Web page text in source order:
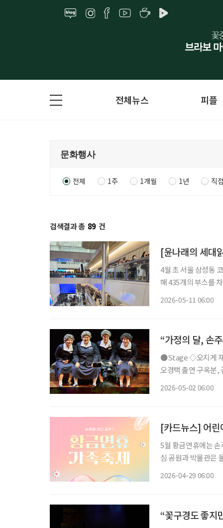
전체뉴스 피플
전체 1주 1개월 1년 직
검색결과 총 89 건
[윤나래의 세대
4월 초 서울 삼성동
해 435개의 부스를
2026-05-11 06:00
“가정의 달, 손
●Stage ◇오지게 재밌는 가시나들 일정 5월 15일 ~ 6월 28일 장소 국립극장 하늘극장 연출
오경택 출연 구옥분,
2026-05-02 06:00
[카드뉴스] 어
5월 황금연휴에는
심 공원과 박물관은
2026-04-29 06:00
“꽃구경도 좋지